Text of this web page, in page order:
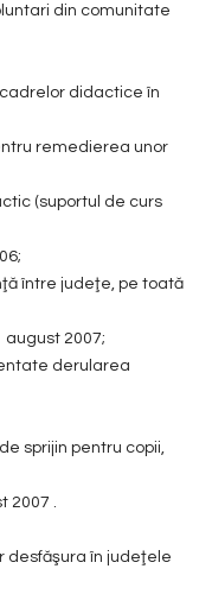
din comunitate
didactice în
remedierea unor
(suportul de curs
între judeţe, pe toată
august 2007;
derularea
sprijin pentru copii,
.
desfăşura în judeţele